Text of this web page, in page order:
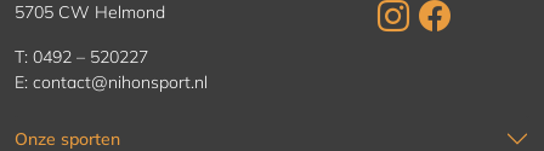
5705 CW Helmond
T: 0492 – 520227
E: contact@nihonsport.nl
Onze sporten